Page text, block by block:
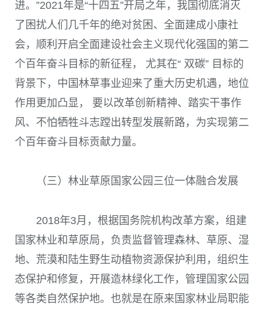
进。”2021年是“十四五”开局之年，我国彻底消灭
了困扰人们几千年的绝对贫困、全面建成小康社
会，顺利开启全面建设社会主义现代化强国的第二
个百年奋斗目标的新征程， 尤其在“ 双碳” 目标的
背景下，中国林草事业迎来了重大历史机遇，地位
作用更加凸显， 要以改革创新精神、踏实干事作
风、不怕牺牲斗志蹚出转型发展新路，为实现第二
个百年奋斗目标贡献力量。
（三）林业草原国家公园三位一体融合发展
2018年3月，根据国务院机构改革方案，组建
国家林业和草原局，负责监督管理森林、草原、湿
地、荒漠和陆生野生动植物资源保护利用，组织生
态保护和修复，开展造林绿化工作，管理国家公园
等各类自然保护地。也就是在原来国家林业局职能